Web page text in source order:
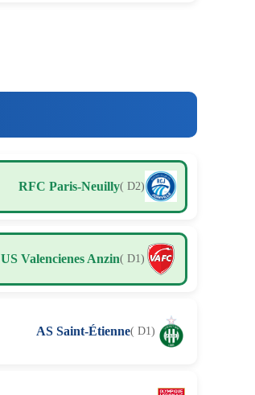
RFC Paris-Neuilly( D2)
US Valencienes Anzin( D1)
AS Saint-Étienne( D1)